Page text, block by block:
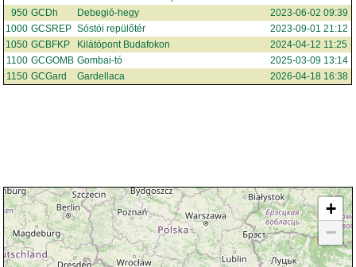
950 GCDh Debegió-hegy
2023-06-02 09:39
1000 GCSREP Sóstói repülőtér
2023-09-01 21:12
1050 GCBFKP Kilátópont Budafokon
2024-04-12 11:25
1100 GCGOMB Gombai-tó
2025-03-09 13:14
1150 GCGard Gardellaca 2026-04-18 16:38
+
−